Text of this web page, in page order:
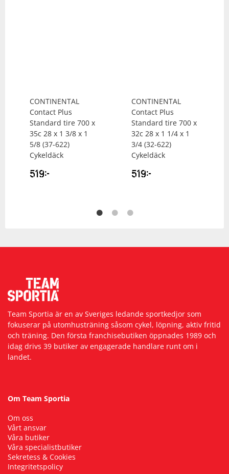
CONTINENTAL
Contact Plus
Standard tire 700 x
35c 28 x 1 3/8 x 1
5/8 (37-622)
Cykeldäck
519kr
CONTINENTAL
Contact Plus
Standard tire 700 x
32c 28 x 1 1/4 x 1
3/4 (32-622)
Cykeldäck
519kr
Team Sportia är en av Sveriges ledande sportkedjor som
fokuserar på utomhusträning såsom cykel, löpning, aktiv fritid
och träning. Den första franchisebutiken öppnades 1989 och
idag drivs 39 butiker av engagerade handlare runt om i
landet.
Om Team Sportia
Om oss
Vårt ansvar
Våra butiker
Våra specialistbutiker
Sekretess & Cookies
Integritetspolicy